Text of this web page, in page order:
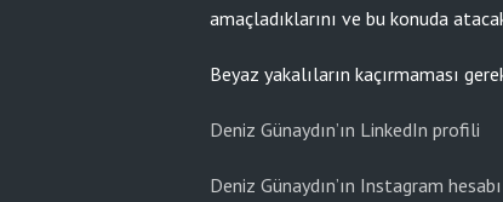
amaçladıklarını ve bu konuda
Beyaz yakalıların kaçırmaması
Deniz Günaydın’ın LinkedIn profili
Deniz Günaydın’ın Instagram hesabı